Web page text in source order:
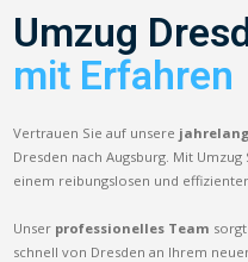
Umzug
mit Erfahren
Vertrauen Sie auf unsere
Dresden nach Augsburg. Mit
einem reibungslosen und
Unser professionelles Team
schnell von Dresden an Ihrem